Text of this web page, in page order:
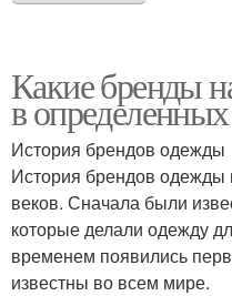
Какие бренды
в
История брендов одежды
История брендов одежды
веков. Сначала были
которые делали одежду
временем появились
известны во всем мире.